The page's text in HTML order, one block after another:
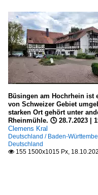
Büsingen am Hochrhein ist
von Schweizer Gebiet
starken Ort gehört unter
Rheinmühle. 🕓 28.7.2023 |
Clemens Kral
Deutschland / Baden-
Deutschland
 155 1500x1015 Px,